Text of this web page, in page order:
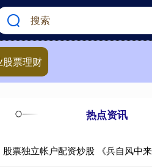
票理财
热点资讯